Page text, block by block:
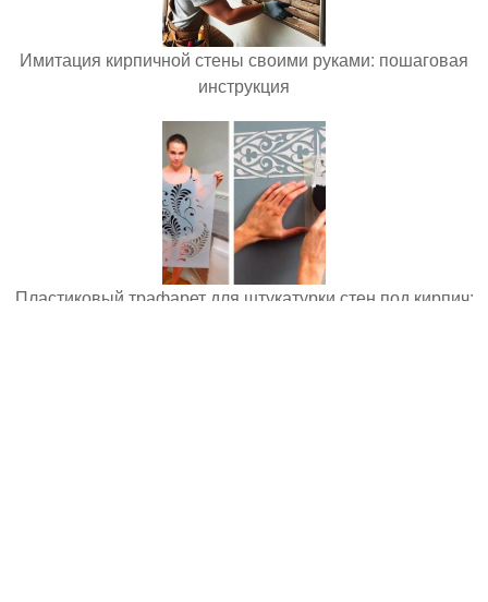
Имитация кирпичной стены своими руками: пошаговая
инструкция
Пластиковый трафарет для штукатурки стен под кирпич: